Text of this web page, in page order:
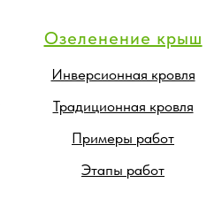
Озеленение крыш
Инверсионная кровля
Традиционная кровля
Примеры работ
Этапы работ